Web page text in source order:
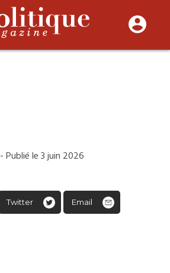
- Publié le 3 juin 2026
Twitter Email